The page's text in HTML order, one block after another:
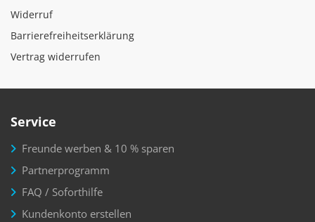
Widerruf
Barrierefreiheitserklärung
Vertrag widerrufen
Service
Freunde werben & 10 % sparen
Partnerprogramm
FAQ / Soforthilfe
Kundenkonto erstellen